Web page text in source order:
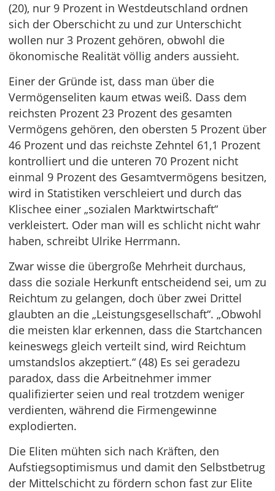
(20), nur 9 Prozent in Westdeutschland ordnen
sich der Oberschicht zu und zur Unterschicht
wollen nur 3 Prozent gehören, obwohl die
ökonomische Realität völlig anders aussieht.
Einer der Gründe ist, dass man über die
Vermögenseliten kaum etwas weiß. Dass dem
reichsten Prozent 23 Prozent des gesamten
Vermögens gehören, den obersten 5 Prozent über
46 Prozent und das reichste Zehntel 61,1 Prozent
kontrolliert und die unteren 70 Prozent nicht
einmal 9 Prozent des Gesamtvermögens besitzen,
wird in Statistiken verschleiert und durch das
Klischee einer „sozialen Marktwirtschaft“
verkleistert. Oder man will es schlicht nicht wahr
haben, schreibt Ulrike Herrmann.
Zwar wisse die übergroße Mehrheit durchaus,
dass die soziale Herkunft entscheidend sei, um zu
Reichtum zu gelangen, doch über zwei Drittel
glaubten an die „Leistungsgesellschaft“. „Obwohl
die meisten klar erkennen, dass die Startchancen
keineswegs gleich verteilt sind, wird Reichtum
umstandslos akzeptiert.“ (48) Es sei geradezu
paradox, dass die Arbeitnehmer immer
qualifizierter seien und real trotzdem weniger
verdienten, während die Firmengewinne
explodierten.
Die Eliten mühten sich nach Kräften, den
Aufstiegsoptimismus und damit den Selbstbetrug
der Mittelschicht zu fördern schon fast zur Elite